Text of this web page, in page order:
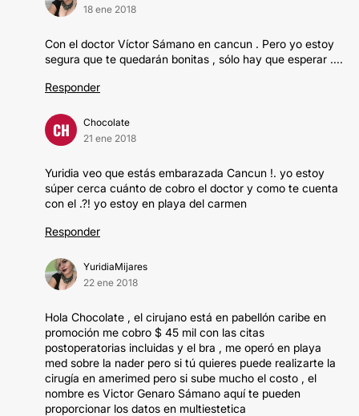
18 ene 2018
Con el doctor Víctor Sámano en cancun . Pero yo estoy
segura que te quedarán bonitas , sólo hay que esperar ....
Responder
CH
Chocolate
21 ene 2018
Yuridia veo que estás embarazada Cancun !. yo estoy
súper cerca cuánto de cobro el doctor y como te cuenta
con el .?! yo estoy en playa del carmen
Responder
YuridiaMijares
22 ene 2018
Hola Chocolate , el cirujano está en pabellón caribe en
promoción me cobro $ 45 mil con las citas
postoperatorias incluidas y el bra , me operó en playa
med sobre la nader pero si tú quieres puede realizarte la
cirugía en amerimed pero si sube mucho el costo , el
nombre es Victor Genaro Sámano aquí te pueden
proporcionar los datos en multiestetica